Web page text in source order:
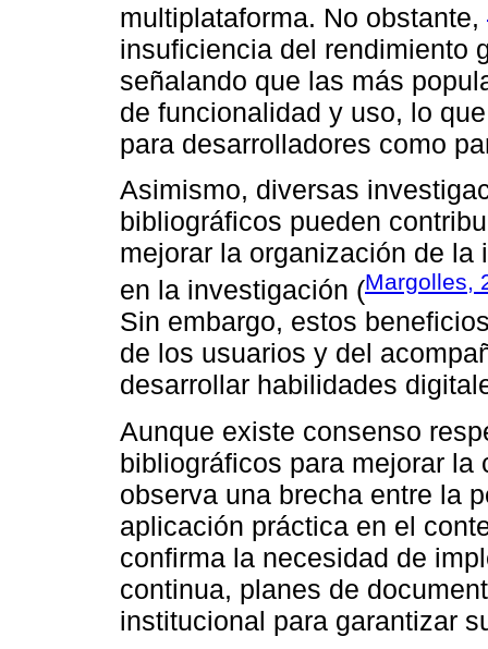
multiplataforma. No obstante,
insuficiencia del rendimiento
señalando que las más
de funcionalidad y uso, lo
para desarrolladores como
Asimismo, diversas
bibliográficos pueden
mejorar la organización de
en la investigación (Margolles,
Sin embargo, estos
de los usuarios y del
desarrollar habilidades
Aunque existe consenso
bibliográficos para mejorar
observa una brecha entre la
aplicación práctica en el
confirma la necesidad de
continua, planes de
institucional para garantizar